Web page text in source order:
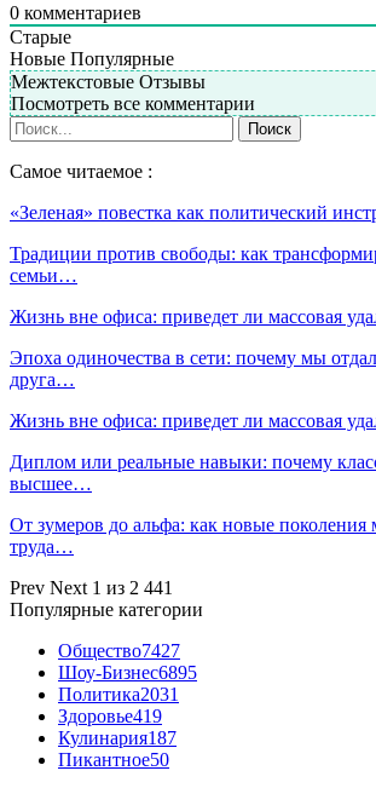
0 комментариев
Старые
Новые Популярные
Межтекстовые Отзывы
Посмотреть все комментарии
Самое читаемое :
«Зеленая» повестка как политический
Традиции против свободы: как
семьи…
Жизнь вне офиса: приведет ли массовая
Эпоха одиночества в сети: почему мы
друга…
Жизнь вне офиса: приведет ли массовая
Диплом или реальные навыки: почему
высшее…
От зумеров до альфа: как новые
труда…
Prev Next 1 из 2 441
Популярные категории
Общество7427
Шоу-Бизнес6895
Политика2031
Здоровье419
Кулинария187
Пикантное50